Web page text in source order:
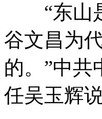
“东山是
谷文昌为
的。”中共
任吴玉辉说